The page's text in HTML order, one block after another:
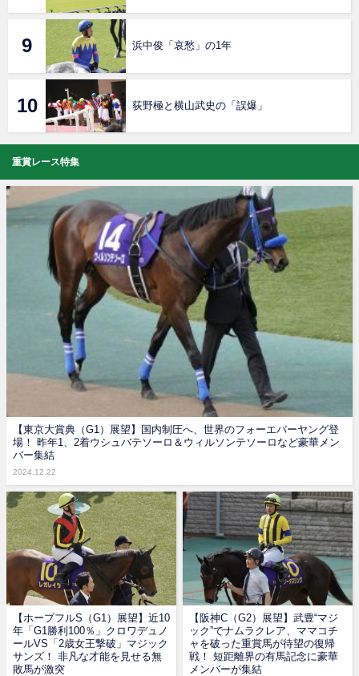
浜中俊「哀愁」の1年
荻野極と横山武史の「誤爆」
重賞レース特集
【東京大賞典（G1）展望】国内制圧へ、世界のフォーエバーヤング登
場！ 昨年1、2着ウシュバテソーロ＆ウィルソンテソーロなど豪華メン
バー集結
2024.12.22
【ホープフルS（G1）展望】近10
年「G1勝利100％」クロワデュノ
ールVS「2歳女王撃破」マジック
サンズ！ 非凡な才能を見せる無
敗馬が激突
【阪神C（G2）展望】武豊“マジ
ック”でナムラクレア、ママコチ
ャを破った重賞馬が待望の復帰
戦！ 短距離界の有馬記念に豪華
メンバーが集結